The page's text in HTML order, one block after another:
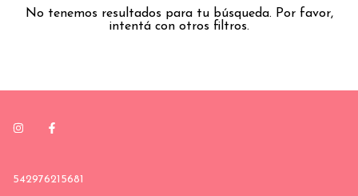
No tenemos resultados para tu búsqueda. Por favor,
intentá con otros filtros.
542976215681